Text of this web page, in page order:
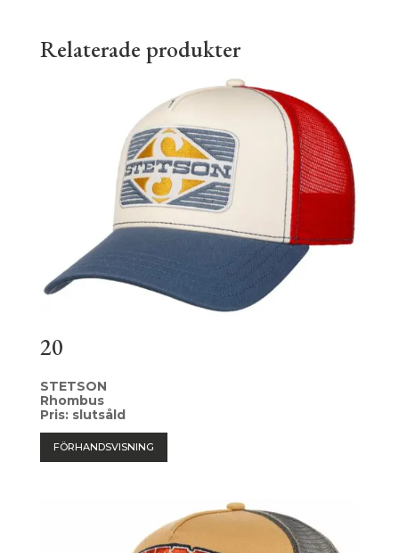
Relaterade produkter
20
STETSON
Rhombus
Pris: slutsåld
FÖRHANDSVISNING